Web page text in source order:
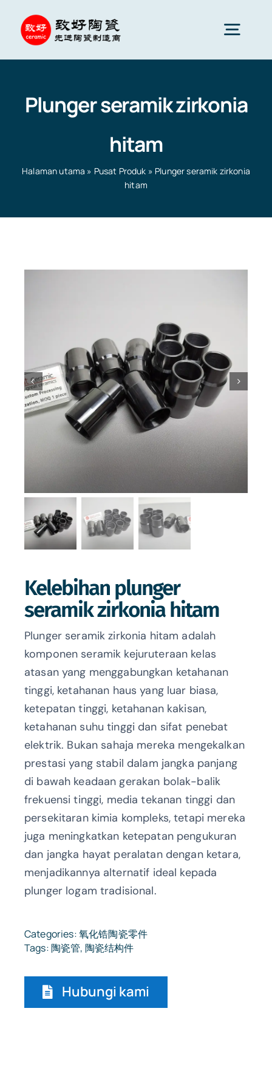
content
Perkhidmatan
Gunaan Seramik
Plunger seramik zirkonia
hitam
Halaman utama » Pusat Produk » Plunger seramik zirkonia
hitam
Kelebihan plunger
seramik zirkonia hitam
Plunger seramik zirkonia hitam adalah
komponen seramik kejuruteraan kelas
atasan yang menggabungkan ketahanan
tinggi, ketahanan haus yang luar biasa,
ketepatan tinggi, ketahanan kakisan,
ketahanan suhu tinggi dan sifat penebat
elektrik. Bukan sahaja mereka mengekalkan
prestasi yang stabil dalam jangka panjang
di bawah keadaan gerakan bolak-balik
frekuensi tinggi, media tekanan tinggi dan
persekitaran kimia kompleks, tetapi mereka
juga meningkatkan ketepatan pengukuran
dan jangka hayat peralatan dengan ketara,
menjadikannya alternatif ideal kepada
plunger logam tradisional.
Categories:氧化锆陶瓷零件
Tags: 陶瓷管, 陶瓷结构件
Hubungi kami